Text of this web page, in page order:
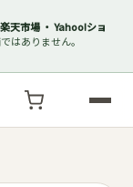
天市場 ・ Yahoo!ショ
はありません。